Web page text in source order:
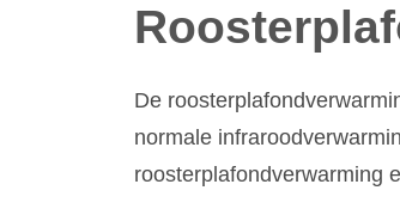
De
normale
roosterplafondverwarming